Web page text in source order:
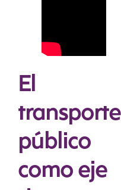
El
transporte
público
como eje